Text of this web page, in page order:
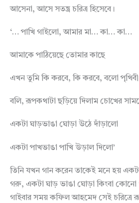
আসেনা, আসে সতন্ত্র চরিত্র হিসেবে।
‘… পাখি গাইলো, আমার মা… কা… কা…
আমাকে পাঠিয়েছে তোমার কাছে
এখন তুমি কি করবে, কি করবে, বলো
বলি, রূপকথাটা ছড়িয়ে দিলাম চোখের
একটা ঘাড়ভাঙা ঘোড়া উঠে দাঁড়ালো
একটা পাখভাঙা পাখি উড়াল দিলো’
তিনি যখন গান করেন তাকেই মনে হয়
গরু, একটা ঘাড় ভাঙা ঘোড়া কিংবা কোনো
গাইবার সময় কফিল আহমেদ সেই চরিত্রে